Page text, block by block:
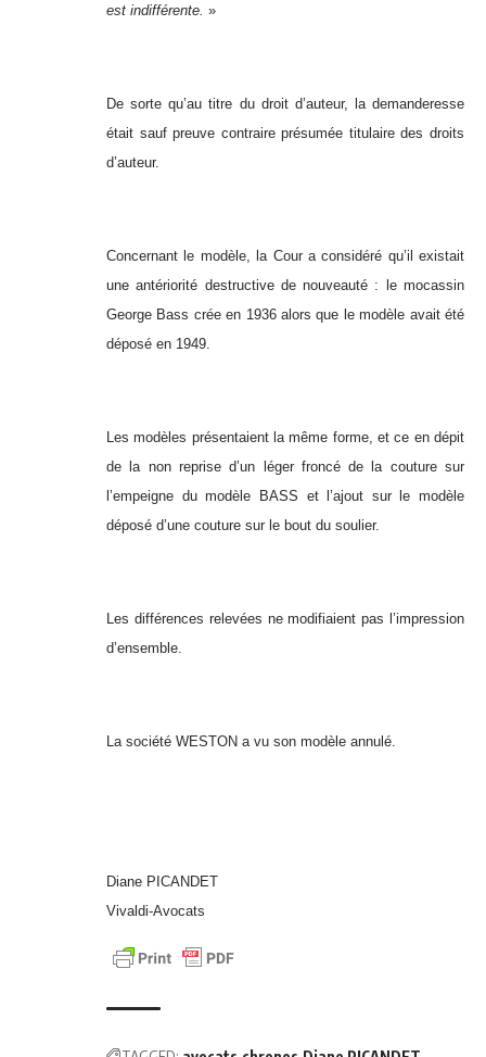
est indifférente. »
De sorte qu’au titre du droit d’auteur, la demanderesse
était sauf preuve contraire présumée titulaire des droits
d’auteur.
Concernant le modèle, la Cour a considéré qu’il existait
une antériorité destructive de nouveauté : le mocassin
George Bass crée en 1936 alors que le modèle avait été
déposé en 1949.
Les modèles présentaient la même forme, et ce en dépit
de la non reprise d’un léger froncé de la couture sur
l’empeigne du modèle BASS et l’ajout sur le modèle
déposé d’une couture sur le bout du soulier.
Les différences relevées ne modifiaient pas l’impression
d’ensemble.
La société WESTON a vu son modèle annulé.
Diane PICANDET
Vivaldi-Avocats